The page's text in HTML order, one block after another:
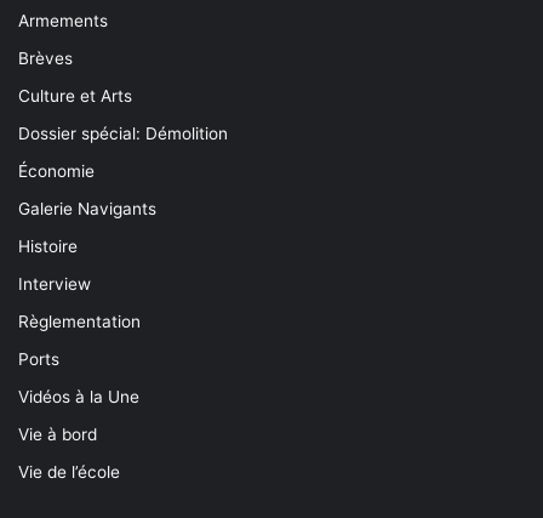
Armements
Brèves
Culture et Arts
Dossier spécial: Démolition
Économie
Galerie Navigants
Histoire
Interview
Règlementation
Ports
Vidéos à la Une
Vie à bord
Vie de l’école